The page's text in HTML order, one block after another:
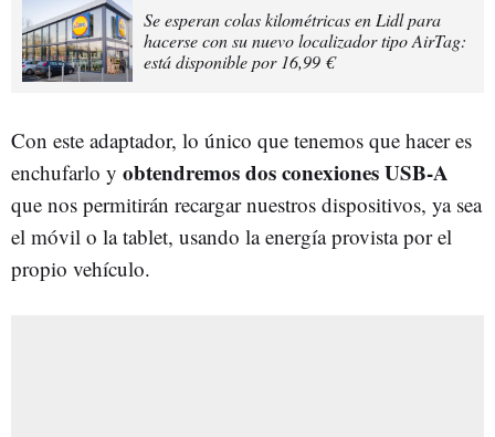
Se esperan colas kilométricas en Lidl para
hacerse con su nuevo localizador tipo AirTag:
está disponible por 16,99 €
Con este adaptador, lo único que tenemos que hacer es
enchufarlo y obtendremos dos conexiones USB-A
que nos permitirán recargar nuestros dispositivos, ya sea
el móvil o la tablet, usando la energía provista por el
propio vehículo.